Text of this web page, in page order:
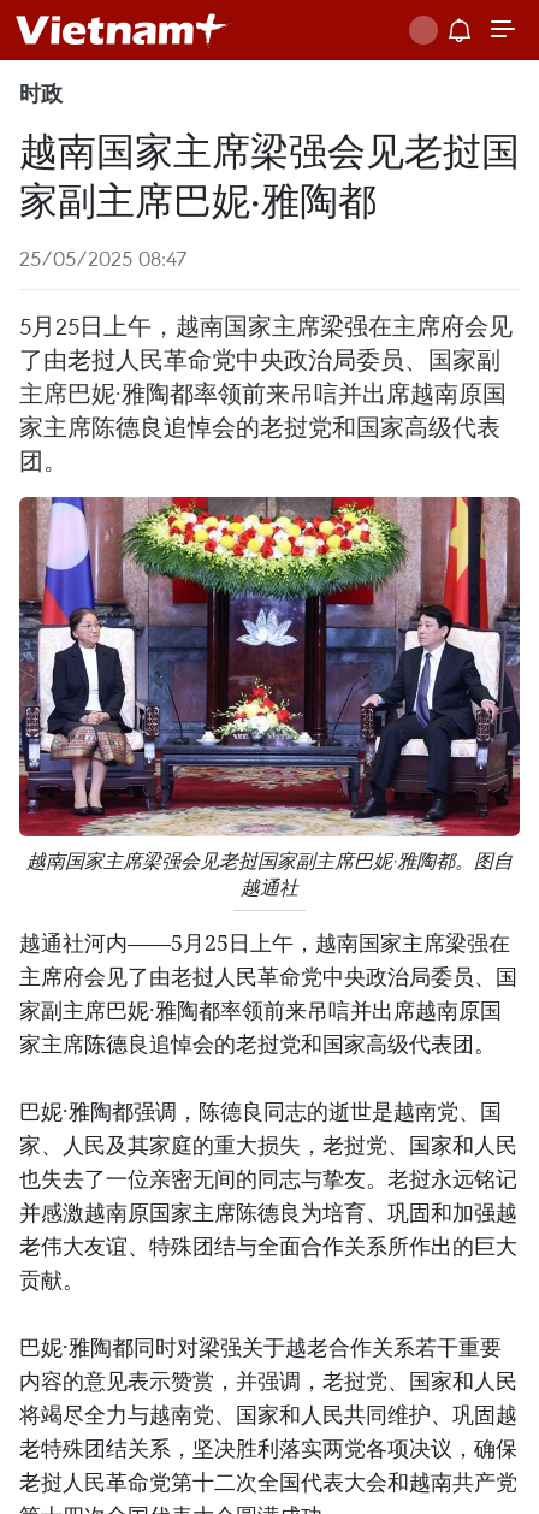
时政
越南国家主席梁强会见老挝国
家副主席巴妮·雅陶都
25/05/2025 08:47
5月25日上午，越南国家主席梁强在主席府会见
了由老挝人民革命党中央政治局委员、国家副
主席巴妮·雅陶都率领前来吊唁并出席越南原国
家主席陈德良追悼会的老挝党和国家高级代表
团。
越南国家主席梁强会见老挝国家副主席巴妮·雅陶都。图自
越通社
越通社河内——5月25日上午，越南国家主席梁强在
主席府会见了由老挝人民革命党中央政治局委员、国
家副主席巴妮·雅陶都率领前来吊唁并出席越南原国
家主席陈德良追悼会的老挝党和国家高级代表团。
巴妮·雅陶都强调，陈德良同志的逝世是越南党、国
家、人民及其家庭的重大损失，老挝党、国家和人民
也失去了一位亲密无间的同志与挚友。老挝永远铭记
并感激越南原国家主席陈德良为培育、巩固和加强越
老伟大友谊、特殊团结与全面合作关系所作出的巨大
贡献。
巴妮·雅陶都同时对梁强关于越老合作关系若干重要
内容的意见表示赞赏，并强调，老挝党、国家和人民
将竭尽全力与越南党、国家和人民共同维护、巩固越
老特殊团结关系，坚决胜利落实两党各项决议，确保
老挝人民革命党第十二次全国代表大会和越南共产党